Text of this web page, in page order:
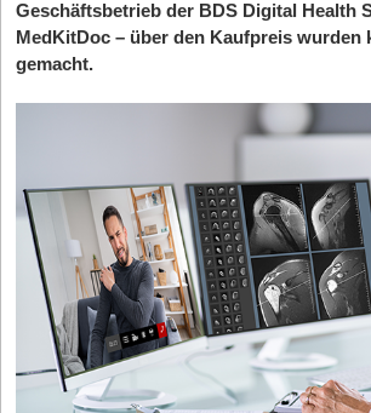
Geschäftsbetrieb der BDS Digital Health
MedKitDoc – über den Kaufpreis wurden
gemacht.